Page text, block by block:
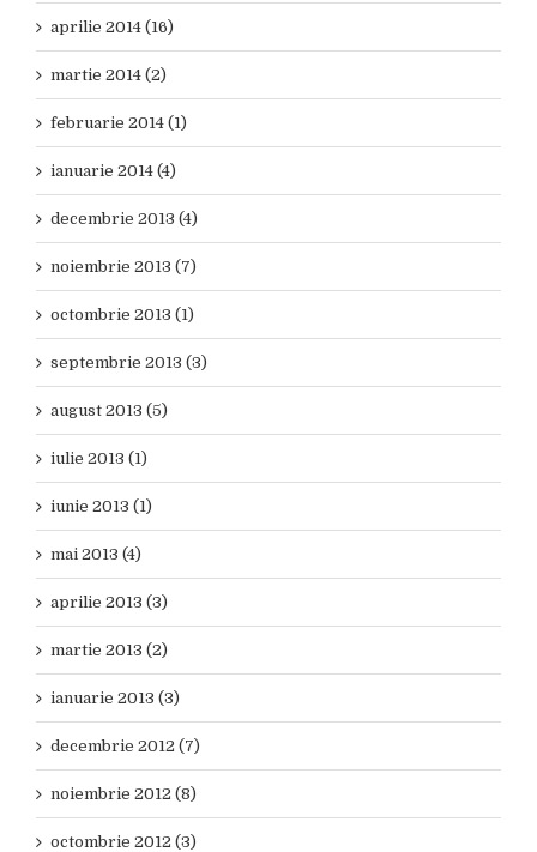
aprilie 2014 (16)
martie 2014 (2)
februarie 2014 (1)
ianuarie 2014 (4)
decembrie 2013 (4)
noiembrie 2013 (7)
octombrie 2013 (1)
septembrie 2013 (3)
august 2013 (5)
iulie 2013 (1)
iunie 2013 (1)
mai 2013 (4)
aprilie 2013 (3)
martie 2013 (2)
ianuarie 2013 (3)
decembrie 2012 (7)
noiembrie 2012 (8)
octombrie 2012 (3)